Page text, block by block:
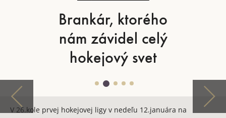
Brankár, ktorého
nám závidel celý
hokejový svet
V 26.kole prvej hokejovej ligy v nedeľu 12.januára na